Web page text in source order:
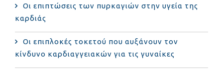
Οι επιπτώσεις των πυρκαγιών στην υγεία της
καρδιάς
Οι επιπλοκές τοκετού που αυξάνουν τον
κίνδυνο καρδιαγγειακών για τις γυναίκες